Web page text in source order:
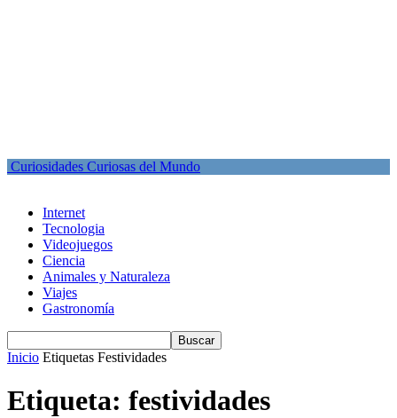
Curiosidades Curiosas del Mundo
Internet
Tecnologia
Videojuegos
Ciencia
Animales y Naturaleza
Viajes
Gastronomía
Inicio Etiquetas Festividades
Etiqueta: festividades